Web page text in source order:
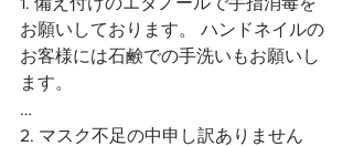
お願いしております。 ハンドネイルの
お客様には石鹸での手洗いもお願いし
ます。
…
2. マスク不足の中申し訳ありません